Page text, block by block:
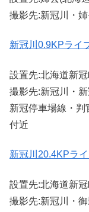
撮影先:新冠川・
新冠川0.9KPライ
設置先:北海道新
撮影先:新冠川・
新冠停車場線・判
付近
新冠川20.4KPラ
設置先:北海道新冠
撮影先:新冠川・